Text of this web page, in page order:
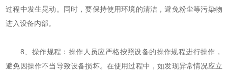
过程中发生晃动。同时，要保持使用环境的清洁，避免粉尘等污染物
进入设备内部。
8、操作规程：操作人员应严格按照设备的操作规程进行操作，
避免因操作不当导致设备损坏。在使用过程中，如发现异常情况应立